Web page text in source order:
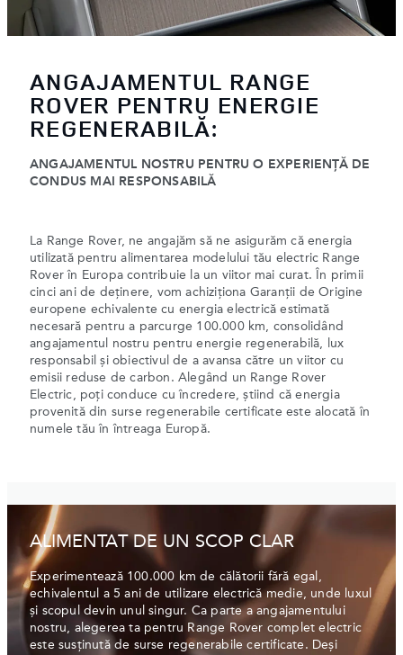
ANGAJAMENTUL RANGE
ROVER PENTRU ENERGIE
REGENERABILĂ:
ANGAJAMENTUL NOSTRU PENTRU O EXPERIENȚĂ DE
CONDUS MAI RESPONSABILĂ
La Range Rover, ne angajăm să ne asigurăm că energia
utilizată pentru alimentarea modelului tău electric Range
Rover în Europa contribuie la un viitor mai curat. În primii
cinci ani de deținere, vom achiziționa Garanții de Origine
europene echivalente cu energia electrică estimată
necesară pentru a parcurge 100.000 km, consolidând
angajamentul nostru pentru energie regenerabilă, lux
responsabil și obiectivul de a avansa către un viitor cu
emisii reduse de carbon. Alegând un Range Rover
Electric, poți conduce cu încredere, știind că energia
provenită din surse regenerabile certificate este alocată în
numele tău în întreaga Europă.
ALIMENTAT DE UN SCOP CLAR
Experimentează 100.000 km de călătorii fără egal,
echivalentul a 5 ani de utilizare electrică medie, unde luxul
și scopul devin unul singur. Ca parte a angajamentului
nostru, alegerea ta pentru Range Rover complet electric
este susținută de surse regenerabile certificate. Deși